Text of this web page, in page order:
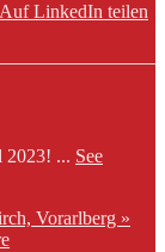
Auf LinkedIn teilen
2023! ... See
Vorarlberg »